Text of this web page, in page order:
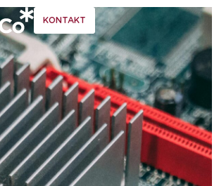
KONTAKT